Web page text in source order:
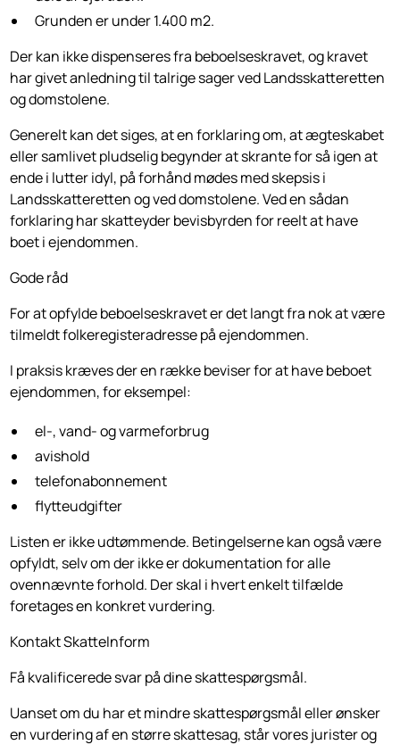
Grunden er under 1.400 m2.
Der kan ikke dispenseres fra beboelseskravet, og kravet
har givet anledning til talrige sager ved Landsskatteretten
og domstolene.
Generelt kan det siges, at en forklaring om, at ægteskabet
eller samlivet pludselig begynder at skrante for så igen at
ende i lutter idyl, på forhånd mødes med skepsis i
Landsskatteretten og ved domstolene. Ved en sådan
forklaring har skatteyder bevisbyrden for reelt at have
boet i ejendommen.
Gode råd
For at opfylde beboelseskravet er det langt fra nok at være
tilmeldt folkeregisteradresse på ejendommen.
I praksis kræves der en række beviser for at have beboet
ejendommen, for eksempel:
el-, vand- og varmeforbrug
avishold
telefonabonnement
flytteudgifter
Listen er ikke udtømmende. Betingelserne kan også være
opfyldt, selv om der ikke er dokumentation for alle
ovennævnte forhold. Der skal i hvert enkelt tilfælde
foretages en konkret vurdering.
Kontakt SkatteInform
Få kvalificerede svar på dine skattespørgsmål.
Uanset om du har et mindre skattespørgsmål eller ønsker
en vurdering af en større skattesag, står vores jurister og